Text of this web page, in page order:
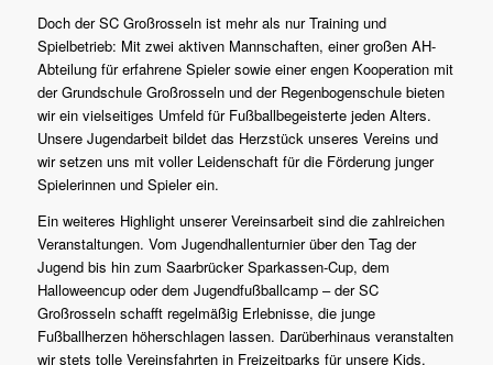
Doch der SC Großrosseln ist mehr als nur Training und
Spielbetrieb: Mit zwei aktiven Mannschaften, einer großen AH-
Abteilung für erfahrene Spieler sowie einer engen Kooperation mit
der Grundschule Großrosseln und der Regenbogenschule bieten
wir ein vielseitiges Umfeld für Fußballbegeisterte jeden Alters.
Unsere Jugendarbeit bildet das Herzstück unseres Vereins und
wir setzen uns mit voller Leidenschaft für die Förderung junger
Spielerinnen und Spieler ein.
Ein weiteres Highlight unserer Vereinsarbeit sind die zahlreichen
Veranstaltungen. Vom Jugendhallenturnier über den Tag der
Jugend bis hin zum Saarbrücker Sparkassen-Cup, dem
Halloweencup oder dem Jugendfußballcamp – der SC
Großrosseln schafft regelmäßig Erlebnisse, die junge
Fußballherzen höherschlagen lassen. Darüberhinaus veranstalten
wir stets tolle Vereinsfahrten in Freizeitparks für unsere Kids.